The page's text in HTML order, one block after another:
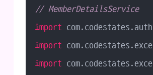
// MemberDetailsService
import
import
import